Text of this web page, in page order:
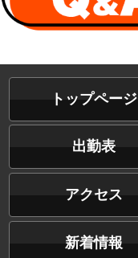
トップページ
出勤表
アクセス
新着情報